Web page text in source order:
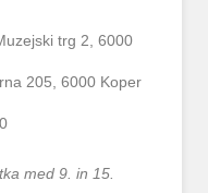
trg 2, 6000
205, 6000 Koper
med 9. in 15.